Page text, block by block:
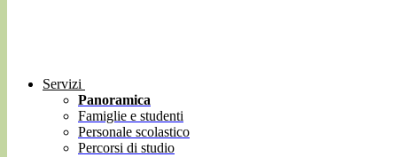
Servizi
Panoramica
Famiglie e studenti
Personale scolastico
Percorsi di studio